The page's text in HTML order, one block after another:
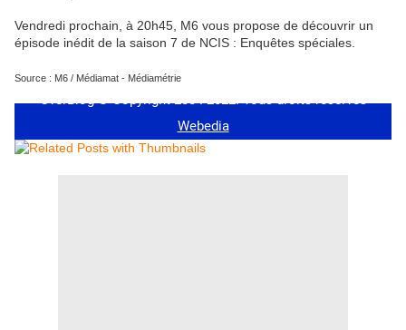
Vendredi prochain, à 20h45, M6 vous propose de découvrir un
épisode inédit de la saison 7 de NCIS : Enquêtes spéciales.
Source : M6 / Médiamat - Médiamétrie